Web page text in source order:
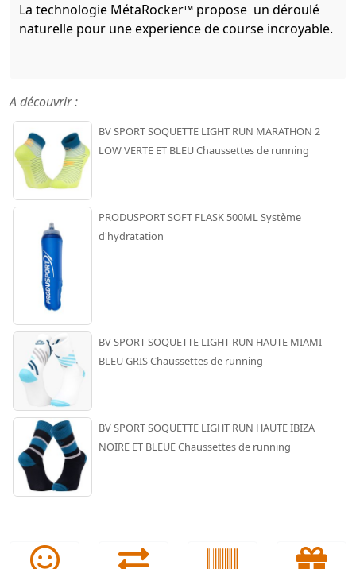
La technologie MétaRocker™ propose un déroulé
naturelle pour une experience de course incroyable.
A découvrir :
BV SPORT SOQUETTE LIGHT RUN MARATHON 2
LOW VERTE ET BLEU Chaussettes de running
PRODUSPORT SOFT FLASK 500ML Système
d'hydratation
BV SPORT SOQUETTE LIGHT RUN HAUTE MIAMI
BLEU GRIS Chaussettes de running
BV SPORT SOQUETTE LIGHT RUN HAUTE IBIZA
NOIRE ET BLEUE Chaussettes de running